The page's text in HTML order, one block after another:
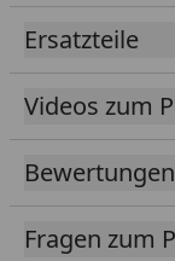
Intuitives
Geringer
gesteuertes
Ausfallzeiten
Alle
gleichen
Akku bei
Ersatzteile
Videos zum
Bewertungen
Fragen zum